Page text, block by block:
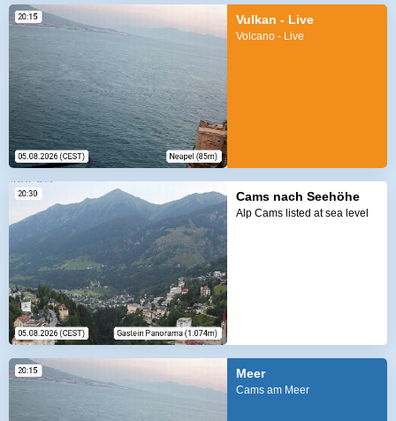
Vulkan - Live
Volcano - Live
Cams nach Seehöhe
Alp Cams listed at sea level
Meer
Cams am Meer